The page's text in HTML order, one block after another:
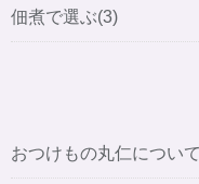
佃煮で選ぶ(3)
おつけもの丸仁について